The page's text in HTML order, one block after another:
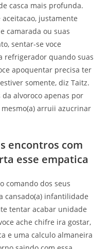
casca mais profunda.
justamente
camarada ou suas
sentar-se voce
refrigerador quando suas
apoquentar precisa ter
somente, diz Taitz.
alvoroco apenas por
arruii azucrinar
encontros com
esse empatica
comando dos seus
cansado(a) infantilidade
tentar acabar unidade
ache chifre ira gostar,
e uma calculo almaneira